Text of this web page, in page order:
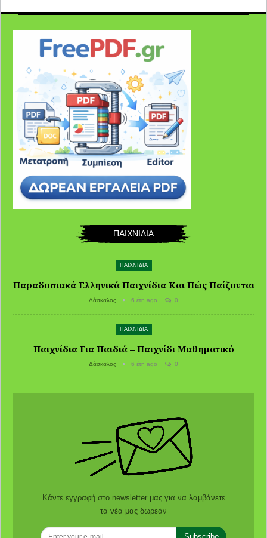
ΠΑΙΧΝΙΔΙΑ
ΠΑΙΧΝΙΔΙΑ
Παραδοσιακά Ελληνικά Παιχνίδια Και Πώς Παίζονται
Δάσκαλος 6 έτη ago 0
ΠΑΙΧΝΙΔΙΑ
Παιχνίδια Για Παιδιά – Παιχνίδι Μαθηματικό
Δάσκαλος 6 έτη ago 0
Κάντε εγγραφή στο newsletter μας για να λαμβάνετε
τα νέα μας δωρεάν